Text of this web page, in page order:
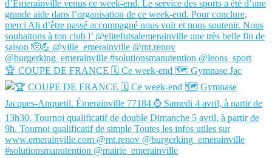
🏆 COUPE DE FRANCE 🗓️ Ce week-end 🗺️ Gymnase Jac